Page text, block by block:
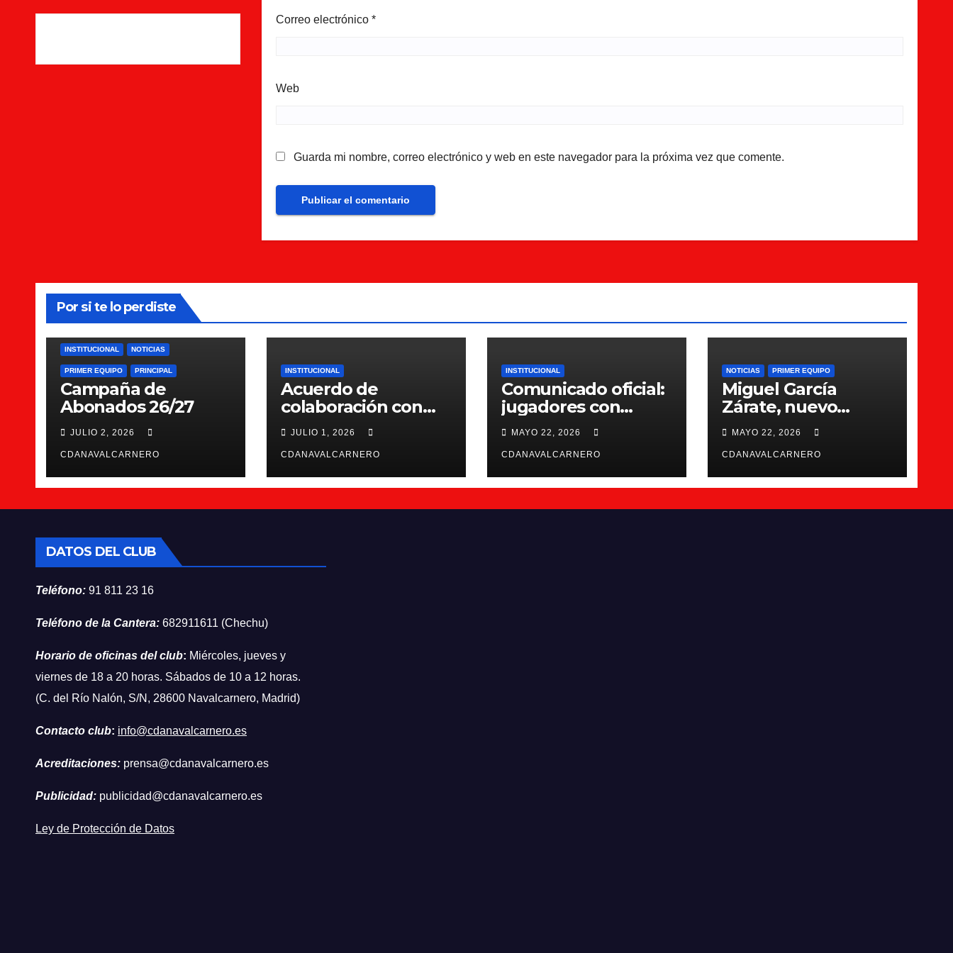
Correo electrónico *
Web
Guarda mi nombre, correo electrónico y web en este navegador para la próxima vez que comente.
Por si te lo perdiste
INSTITUCIONAL NOTICIAS
PRIMER EQUIPO PRINCIPAL
Campaña de
Abonados 26/27
JULIO 2, 2026
CDANAVALCARNERO
INSTITUCIONAL
Acuerdo de
colaboración con
Scientiffic Nutrition
JULIO 1, 2026
CDANAVALCARNERO
INSTITUCIONAL
Comunicado oficial:
jugadores con
contrato para la
26/27
MAYO 22, 2026
CDANAVALCARNERO
NOTICIAS PRIMER EQUIPO
Miguel García
Zárate, nuevo
entrenador del CDA
Navalcarnero
MAYO 22, 2026
CDANAVALCARNERO
DATOS DEL CLUB
Teléfono: 91 811 23 16
Teléfono de la Cantera: 682911611 (Chechu)
Horario de oficinas del club: Miércoles, jueves y
viernes de 18 a 20 horas. Sábados de 10 a 12 horas.
(C. del Río Nalón, S/N, 28600 Navalcarnero, Madrid)
Contacto club: info@cdanavalcarnero.es
Acreditaciones: prensa@cdanavalcarnero.es
Publicidad: publicidad@cdanavalcarnero.es
Ley de Protección de Datos